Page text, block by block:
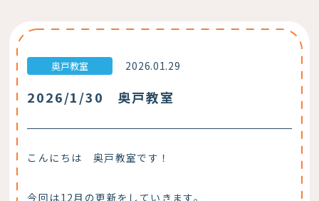
奥戸教室 2026.01.29
2026/1/30 奥戸教室
こんにちは 奥戸教室です！
今回は12月の更新をしていきます。